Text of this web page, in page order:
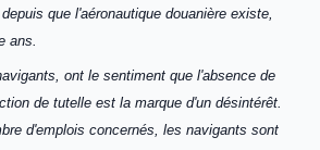
que l'aéronautique douanière existe,
ans.
ont le sentiment que l'absence de
de tutelle est la marque d'un désintérêt.
d'emplois concernés, les navigants sont